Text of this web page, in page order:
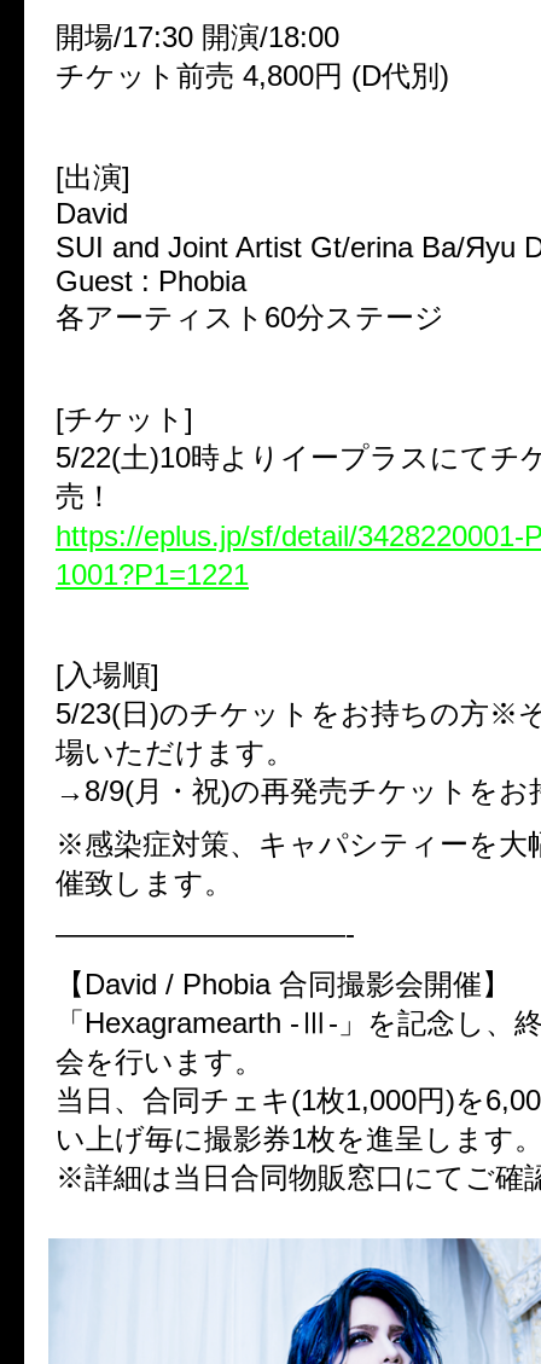
開場/17:30 開演/18:00
チケット前売 4,800円 (D代別)
[出演]
David
SUI and Joint Artist Gt/erina Ba/Яyu
Guest : Phobia
各アーティスト60分ステージ
[チケット]
5/22(土)10時よりイープラスにてチ
売！
https://eplus.jp/sf/detail/3428220001-
1001?P1=1221
[入場順]
5/23(日)のチケットをお持ちの方※
場いただけます。
→8/9(月・祝)の再発売チケットをお
※感染症対策、キャパシティーを大
催致します。
——————————-
【David / Phobia 合同撮影会開催】
「Hexagramearth -Ⅲ-」を記念し、
会を行います。
当日、合同チェキ(1枚1,000円)を
い上げ毎に撮影券1枚を進呈します
※詳細は当日合同物販窓口にてご確